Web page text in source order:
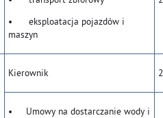
• eksploatacja pojazdów i
maszyn
Kierownik
• Umowy na dostarczanie wody i